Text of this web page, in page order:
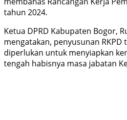
tahun 2024.
Ketua DPRD Kabupaten Bogor,
mengatakan, penyusunan RKPD
diperlukan untuk menyiapkan
tengah habisnya masa jabatan